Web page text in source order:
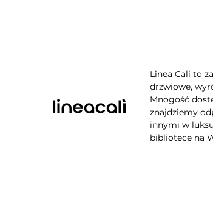
Linea Cali to
drzwiowe,
Mnogość
znajdziemy
innymi w
bibliotece na